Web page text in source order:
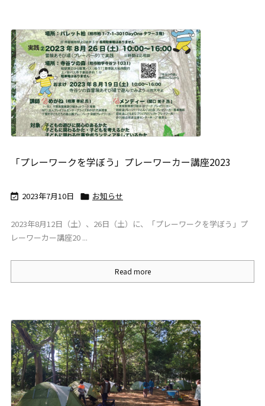
「プレーワークを学ぼう」プレーワーカー講座2023
 2023年7月10日  お知らせ
2023年8月12日（土）、26日（土）に、「プレーワークを学ぼう」プ
レーワーカー講座20 ...
Read more